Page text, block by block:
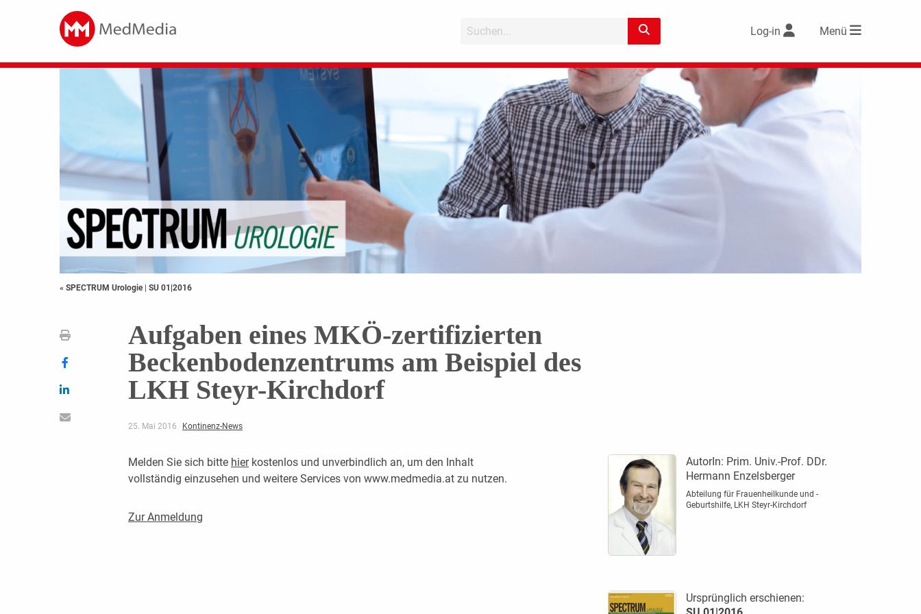
Log-in Menü
« SPECTRUM Urologie | SU 01|2016
Aufgaben eines MKÖ-zertifizierten
Beckenbodenzentrums am Beispiel des
LKH Steyr-Kirchdorf
25. Mai 2016 Kontinenz-News
Melden Sie sich bitte hierkostenlos und unverbindlich an, um den Inhalt
vollständig einzusehen und weitere Services von www.medmedia.at zu nutzen.
Zur Anmeldung
AutorIn: Prim. Univ.-Prof. DDr.
Hermann Enzelsberger
Abteilung für Frauenheilkunde und ­
Geburtshilfe, LKH Steyr-Kirchdorf
Ursprünglich erschienen: